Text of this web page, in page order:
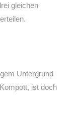
gleichen
Untergrund
ist doch